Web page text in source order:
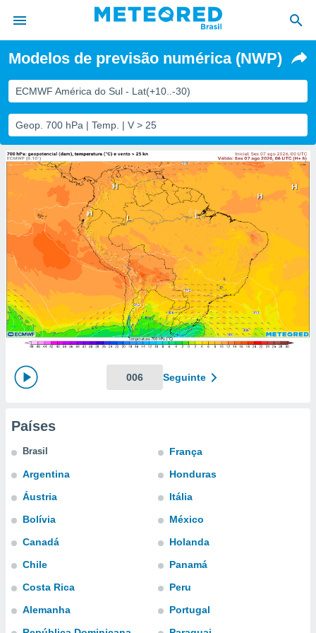
por
para
as
fornecidas
a este
e
digital
recolhidas
ou
permite-
a nossa
de alta
botão
ao
a
ou
o
como
CONFIGURAÇÕES
Modelos de previsão numérica (NWP)
ECMWF América do Sul - Lat(+10..-30)
Geop. 700 hPa | Temp. | V > 25
006 Seguinte
Países
Brasil
Argentina
Áustria
Bolívia
Canadá
Chile
Costa Rica
Alemanha
França
Honduras
Itália
México
Holanda
Panamá
Peru
Portugal